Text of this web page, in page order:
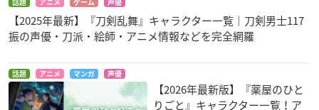
話題 アニメ ゲーム 声優
【2025年最新】『刀剣乱舞』キャラクター一覧｜刀剣男士117
振の声優・刀派・絵師・アニメ情報などを完全網羅
話題 アニメ マンガ 声優
【2026年最新版】『薬屋のひと
りごと』キャラクター一覧！ア